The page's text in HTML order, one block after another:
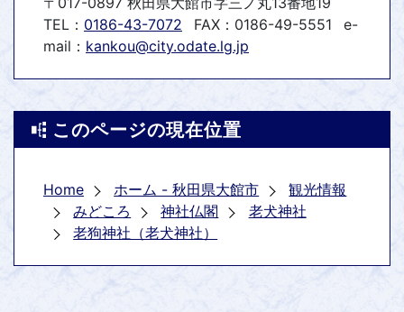
TEL： 0186-43-7072 FAX：0186-49-5551
e-
mail： kankou@city.odate.lg.jp
このページの現在位置
Home ホーム - 秋田県大館市
観光情報
みどころ
神社仏閣
老犬神社
老狗神社（老犬神社）